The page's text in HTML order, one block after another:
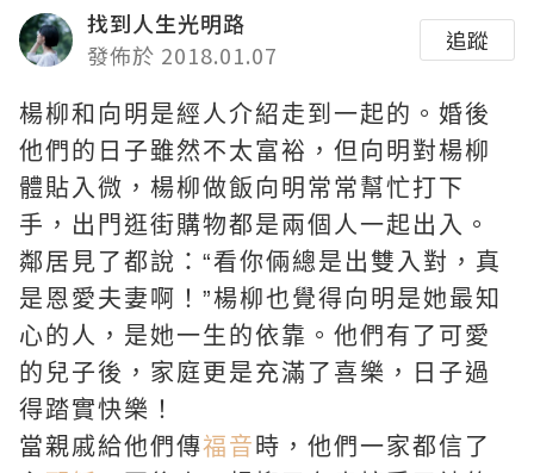
找到人生光明路
發佈於 2018.01.07
追蹤
楊柳和向明是經人介紹走到一起的。婚後
他們的日子雖然不太富裕，但向明對楊柳
體貼入微，楊柳做飯向明常常幫忙打下
手，出門逛街購物都是兩個人一起出入。
鄰居見了都說：“看你倆總是出雙入對，真
是恩愛夫妻啊！”楊柳也覺得向明是她最知
心的人，是她一生的依靠。他們有了可愛
的兒子後，家庭更是充滿了喜樂，日子過
得踏實快樂！
當親戚給他們傳福音 時，他們一家都信了